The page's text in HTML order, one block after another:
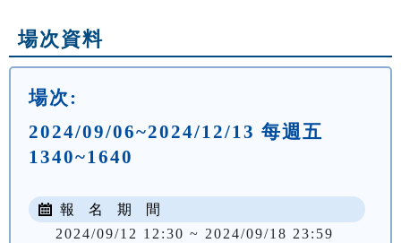
場次資料
場次:
2024/09/06~2024/12/13 每週五
1340~1640
報 名 期 間
2024/09/12 12:30 ~ 2024/09/18 23:59